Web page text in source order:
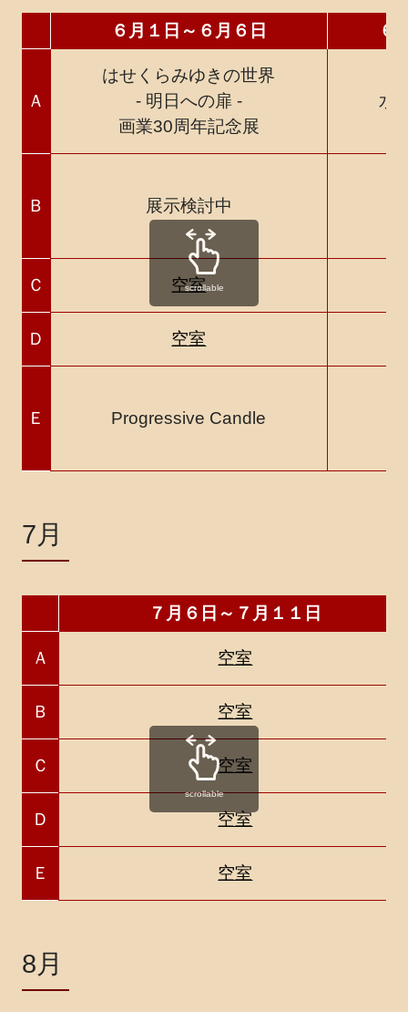
６月１日～６月６日 ６
Ａ
はせくらみゆきの世界
- 明日への扉 -
画業30周年記念展
水
Ｂ 展示検討中
Ｃ 空室
Ｄ 空室
Ｅ Progressive Candle
scrollable
7月
７月６日～７月１１日
Ａ 空室
Ｂ 空室
Ｃ 空室
Ｄ 空室
Ｅ 空室
scrollable
8月